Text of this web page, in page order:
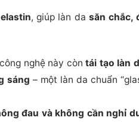
, giúp làn da săn chắc,
nghệ này còntái tạo làn
sáng – một làn da chuẩn
đau và không cần nghỉ